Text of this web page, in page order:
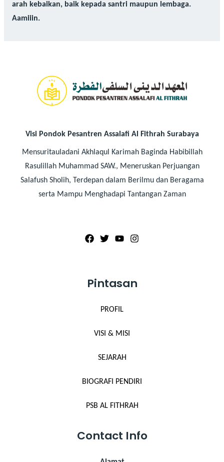
arah kebaikan, baik kepada santri maupun lembaga.
Aamiiin.
Visi Pondok Pesantren Assalafi Al Fithrah Surabaya
Mensuritauladani Akhlaqul Karimah Baginda Habibillah
Rasulillah Muhammad SAW., Meneruskan Perjuangan
Salafush Sholih, Terdepan dalam Berilmu dan Beragama
serta Mampu Menghadapi Tantangan Zaman
Pintasan
PROFIL
VISI & MISI
SEJARAH
BIOGRAFI PENDIRI
PSB AL FITHRAH
Contact Info